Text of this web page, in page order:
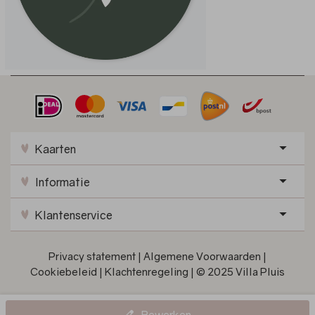
Kaarten
Informatie
Klantenservice
Privacy statement | Algemene Voorwaarden |
Cookiebeleid | Klachtenregeling | © 2025 Villa Pluis